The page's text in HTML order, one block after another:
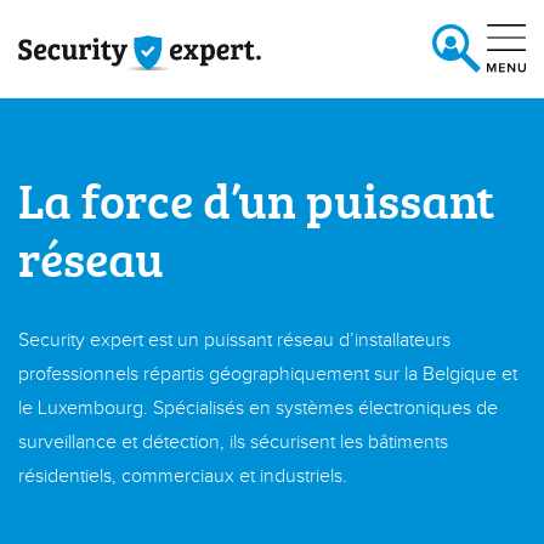
NL
|
FR
La force d’un puissant
réseau
Security expert est un puissant réseau d’installateurs
professionnels répartis géographiquement sur la Belgique et
le Luxembourg. Spécialisés en systèmes électroniques de
surveillance et détection, ils sécurisent les bâtiments
résidentiels, commerciaux et industriels.